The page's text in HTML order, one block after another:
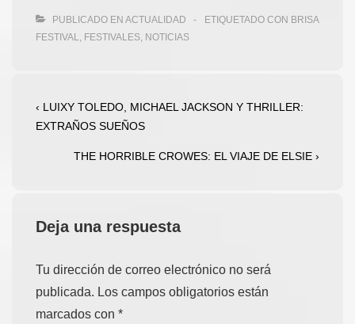
PUBLICADO EN ACTUALIDAD ETIQUETADO CON BRISA
FESTIVAL, FESTIVALES, NOTICIAS
Navegación
de
entradas
La
entrada
‹ LUIXY TOLEDO, MICHAEL JACKSON Y THRILLER:
EXTRAÑOS SUEÑOS
La
THE HORRIBLE CROWES: EL VIAJE DE ELSIE ›
Deja una respuesta
Tu dirección de correo electrónico no será
publicada. Los campos obligatorios están
marcados con *